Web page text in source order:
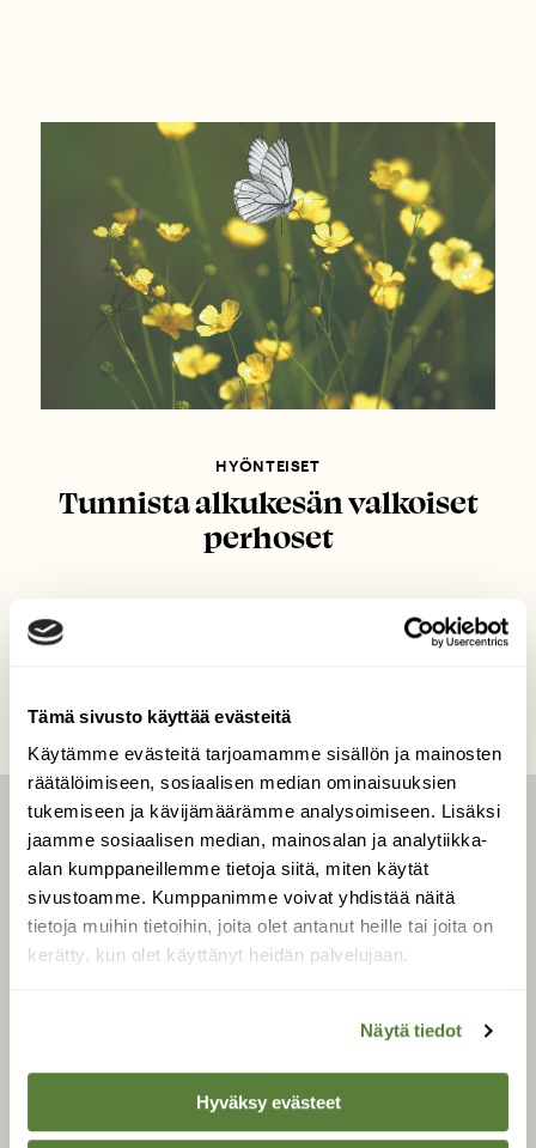
Tämä sivusto käyttää evästeitä
Käytämme evästeitä tarjoamamme sisällön ja mainosten
räätälöimiseen, sosiaalisen median ominaisuuksien
tukemiseen ja kävijämäärämme analysoimiseen. Lisäksi
jaamme sosiaalisen median, mainosalan ja analytiikka-
alan kumppaneillemme tietoja siitä, miten käytät
sivustoamme. Kumppanimme voivat yhdistää näitä
tietoja muihin tietoihin, joita olet antanut heille tai joita on
kerätty, kun olet käyttänyt heidän palvelujaan.
Näytä tiedot
Hyväksy evästeet
HYÖNTEISET
Tunnista alkukesän valkoiset
perhoset
LEHTI
Uusin lehti
Tilaa Suomen Luonto
Tilaa digilukuoikeus
Tilaa uutiskirje
SUOMEN LUONNON­